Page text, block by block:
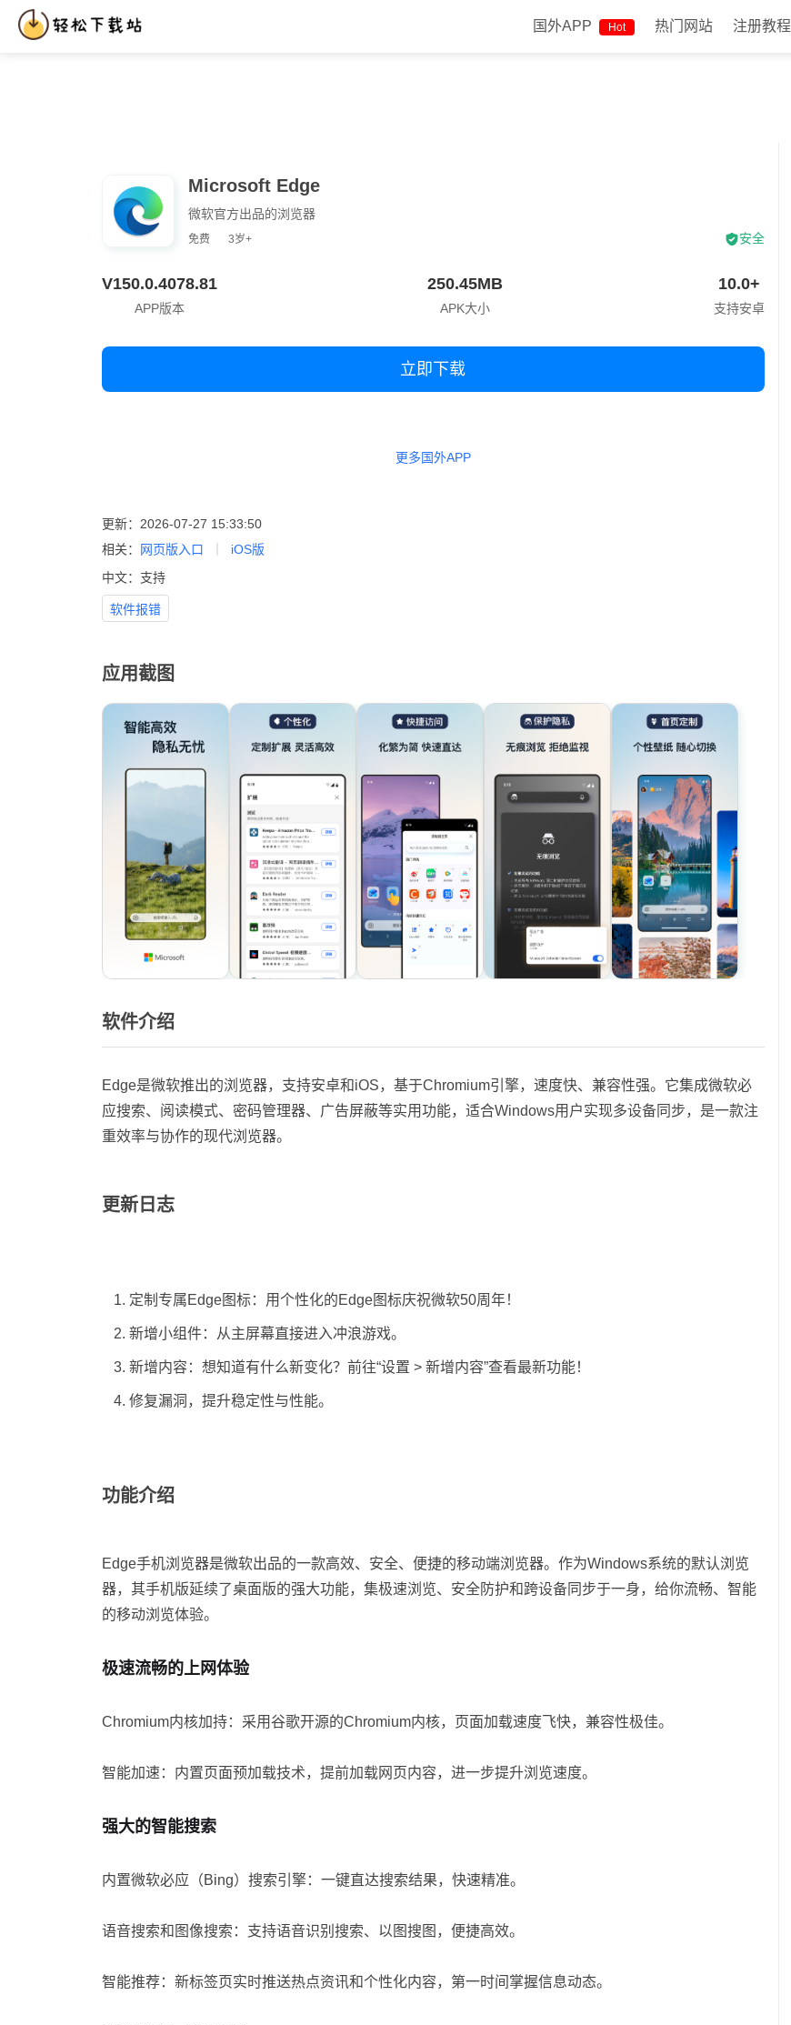
国外APP Hot 热门网站 注册教程
国外APP Hot
Microsoft Edge
微软官方出品的浏览器
免费 3岁+ 安全
V150.0.4078.81
APP版本
250.45MB
APK大小
10.0+
支持安卓
立即下载
更多国外APP
更新：2026-07-27 15:33:50
相关：
网页版入口
iOS版
中文：支持
软件报错
应用截图
软件介绍
Edge是微软推出的浏览器，支持安卓和iOS，基于Chromium引擎，速度快、兼容性强。它集成微软必
应搜索、阅读模式、密码管理器、广告屏蔽等实用功能，适合Windows用户实现多设备同步，是一款注
重效率与协作的现代浏览器。
更新日志
定制专属Edge图标：用个性化的Edge图标庆祝微软50周年！
新增小组件：从主屏幕直接进入冲浪游戏。
新增内容：想知道有什么新变化？前往“设置 > 新增内容”查看最新功能！
修复漏洞，提升稳定性与性能。
功能介绍
Edge手机浏览器是微软出品的一款高效、安全、便捷的移动端浏览器。作为Windows系统的默认浏览
器，其手机版延续了桌面版的强大功能，集极速浏览、安全防护和跨设备同步于一身，给你流畅、智能
的移动浏览体验。
极速流畅的上网体验
Chromium内核加持：采用谷歌开源的Chromium内核，页面加载速度飞快，兼容性极佳。
智能加速：内置页面预加载技术，提前加载网页内容，进一步提升浏览速度。
强大的智能搜索
内置微软必应（Bing）搜索引擎：一键直达搜索结果，快速精准。
语音搜索和图像搜索：支持语音识别搜索、以图搜图，便捷高效。
智能推荐：新标签页实时推送热点资讯和个性化内容，第一时间掌握信息动态。